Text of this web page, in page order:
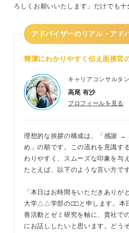
ろしくお願いいたします」だけでも十
アドバイザーのリアル・アド
簡潔にわかりやすく伝え面接官
キャリアコンサルタ
高尾 有沙
プロフィールを見る
理想的な挨拶の構成は、「感謝
め」の順です。この流れを意識す
わりやすく、スムーズな印象を与
たとえば、以下のような言い方です
「本日はお時間をいただきありが
大学△△学部の□□と申します。本
善活動とゼミ研究を軸に、貴社で
にお話ししたいと思います。どう